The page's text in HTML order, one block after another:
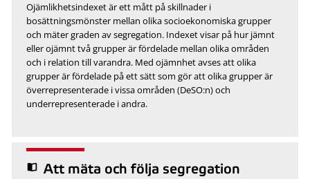
Ojämlikhetsindexet är ett mått på skillnader i
bosättningsmönster mellan olika socioekonomiska grupper
och mäter graden av segregation. Indexet visar på hur jämnt
eller ojämnt två grupper är fördelade mellan olika områden
och i relation till varandra. Med ojämnhet avses att olika
grupper är fördelade på ett sätt som gör att olika grupper är
överrepresenterade i vissa områden (DeSO:n) och
underrepresenterade i andra.
Att mäta och följa segregation